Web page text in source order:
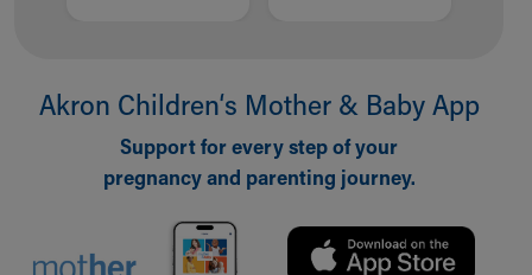
Akron Children‘s Mother & Baby App
Support for every step of your
pregnancy and parenting journey.